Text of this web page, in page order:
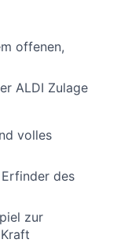
offenen,
ALDI Zulage
volles
des
zur